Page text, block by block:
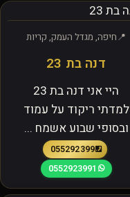
חיפה, מגדל העמק, קריות
דנה בת 23
היי אני דנה בת 23
למדתי ריקוד על עמוד
ובסופי שבוע אשמח ...
0552923991
0552923991